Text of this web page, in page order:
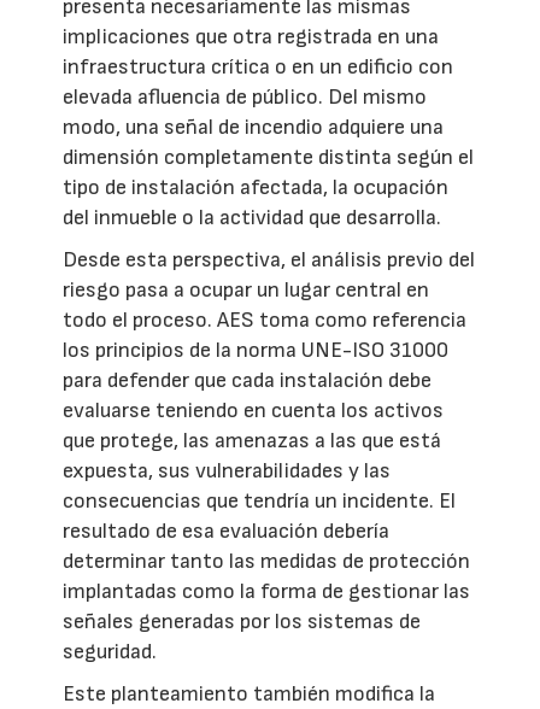
presenta necesariamente las mismas
implicaciones que otra registrada en una
infraestructura crítica o en un edificio con
elevada afluencia de público. Del mismo
modo, una señal de incendio adquiere una
dimensión completamente distinta según el
tipo de instalación afectada, la ocupación
del inmueble o la actividad que desarrolla.
Desde esta perspectiva, el análisis previo del
riesgo pasa a ocupar un lugar central en
todo el proceso. AES toma como referencia
los principios de la norma UNE-ISO 31000
para defender que cada instalación debe
evaluarse teniendo en cuenta los activos
que protege, las amenazas a las que está
expuesta, sus vulnerabilidades y las
consecuencias que tendría un incidente. El
resultado de esa evaluación debería
determinar tanto las medidas de protección
implantadas como la forma de gestionar las
señales generadas por los sistemas de
seguridad.
Este planteamiento también modifica la